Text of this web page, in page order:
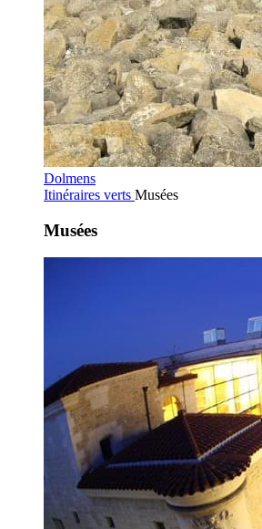
Dolmens
Itinéraires verts Musées
Musées